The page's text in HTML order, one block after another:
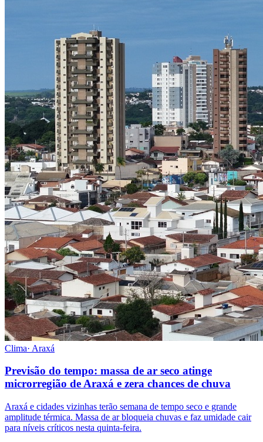
Clima· Araxá
Previsão do tempo: massa de ar seco atinge
microrregião de Araxá e zera chances de chuva
Araxá e cidades vizinhas terão semana de tempo seco e grande
amplitude térmica. Massa de ar bloqueia chuvas e faz umidade cair
para níveis críticos nesta quinta-feira.